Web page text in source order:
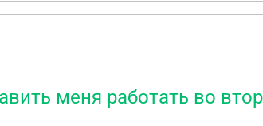
меня работать во